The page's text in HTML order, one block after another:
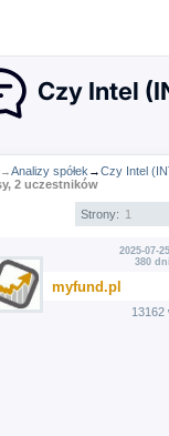
Czy Intel
→Analizy spółek →Czy Intel
2 uczestników
Strony: 1
2025-07-
380
myfund.pl
13162